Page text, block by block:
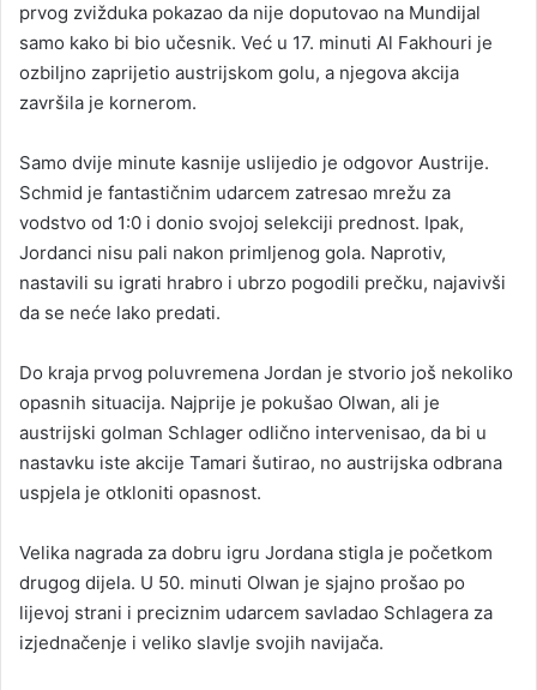
prvog zvižduka pokazao da nije doputovao na Mundijal
samo kako bi bio učesnik. Već u 17. minuti Al Fakhouri je
ozbiljno zaprijetio austrijskom golu, a njegova akcija
završila je kornerom.
Samo dvije minute kasnije uslijedio je odgovor Austrije.
Schmid je fantastičnim udarcem zatresao mrežu za
vodstvo od 1:0 i donio svojoj selekciji prednost. Ipak,
Jordanci nisu pali nakon primljenog gola. Naprotiv,
nastavili su igrati hrabro i ubrzo pogodili prečku, najavivši
da se neće lako predati.
Do kraja prvog poluvremena Jordan je stvorio još nekoliko
opasnih situacija. Najprije je pokušao Olwan, ali je
austrijski golman Schlager odlično intervenisao, da bi u
nastavku iste akcije Tamari šutirao, no austrijska odbrana
uspjela je otkloniti opasnost.
Velika nagrada za dobru igru Jordana stigla je početkom
drugog dijela. U 50. minuti Olwan je sjajno prošao po
lijevoj strani i preciznim udarcem savladao Schlagera za
izjednačenje i veliko slavlje svojih navijača.